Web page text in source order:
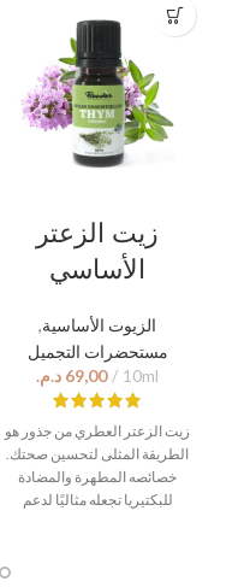
زيت الزعتر
الأساسي
الزيوت الأساسية,
مستحضرات التجميل
د.م.
زيت الزعتر العطري من جذور هو
الطريقة المثلى لتحسين صحتك.
خصائصه المطهرة والمضادة
للبكتيريا تجعله مثاليًا لدعم
تحسين مزاجك وتخفيف التوتر ، مع